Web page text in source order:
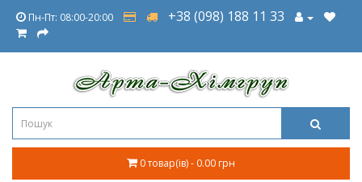
Пн-Пт: 08:00-20:00 +38 (098) 188 11 33
0 товар(ів) - 0.00 грн